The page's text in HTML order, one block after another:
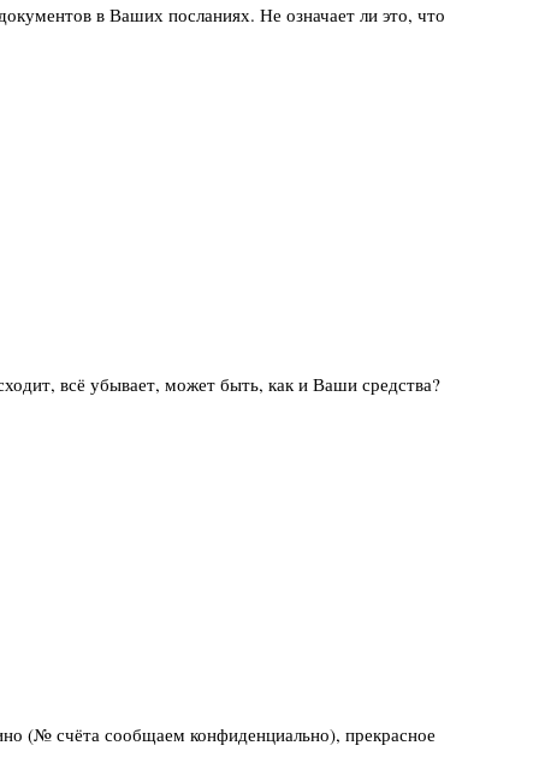
в Ваших посланиях. Не означает ли это, что
всё убывает, может быть, как и Ваши средства?
(№ счёта сообщаем конфиденциально), прекрасное